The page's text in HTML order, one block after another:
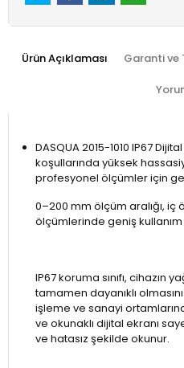
Ürün Açıklaması Garanti ve
DASQUA 2015-1010 IP67
koşullarında yüksek
profesyonel ölçümler için
0–200 mm ölçüm aralığı, iç
ölçümlerinde geniş kullanım
IP67 koruma sınıfı, cihazın
tamamen dayanıklı
işleme ve sanayi
ve okunaklı dijital ekranı
ve hatasız şekilde okunur.